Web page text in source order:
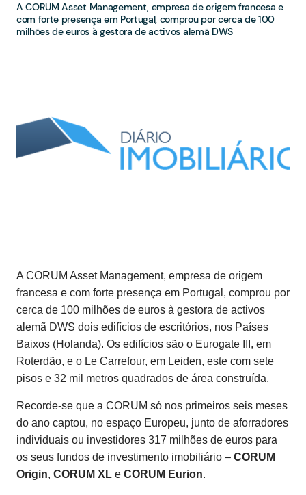
A CORUM Asset Management, empresa de origem francesa e
com forte presença em Portugal, comprou por cerca de 100
milhões de euros à gestora de activos alemã DWS
A CORUM Asset Management, empresa de origem
francesa e com forte presença em Portugal, comprou por
cerca de 100 milhões de euros à gestora de activos
alemã DWS dois edifícios de escritórios, nos Países
Baixos (Holanda). Os edifícios são o Eurogate III, em
Roterdão, e o Le Carrefour, em Leiden, este com sete
pisos e 32 mil metros quadrados de área construída.
Recorde-se que a CORUM só nos primeiros seis meses
do ano captou, no espaço Europeu, junto de aforradores
individuais ou investidores 317 milhões de euros para
os seus fundos de investimento imobiliário – CORUM
Origin, CORUM XL e CORUM Eurion.